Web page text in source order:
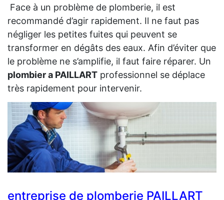
Face à un problème de plomberie, il est
recommandé d’agir rapidement. Il ne faut pas
négliger les petites fuites qui peuvent se
transformer en dégâts des eaux. Afin d’éviter que
le problème ne s’amplifie, il faut faire réparer. Un
plombier a PAILLART professionnel se déplace
très rapidement pour intervenir.
entreprise de plomberie PAILLART